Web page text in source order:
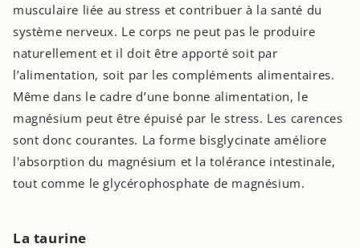
musculaire liée au stress et contribuer à la santé du
système nerveux. Le corps ne peut pas le produire
naturellement et il doit être apporté soit par
l’alimentation, soit par les compléments alimentaires.
Même dans le cadre d’une bonne alimentation, le
magnésium peut être épuisé par le stress. Les carences
sont donc courantes. La forme bisglycinate améliore
l'absorption du magnésium et la tolérance intestinale,
tout comme le glycérophosphate de magnésium.
La taurine